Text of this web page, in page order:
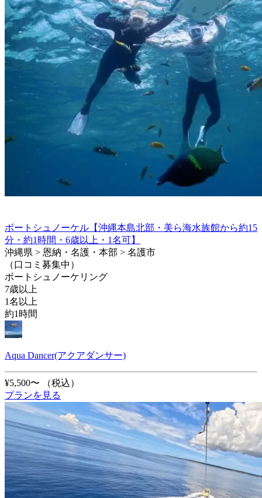
ボートシュノーケル【沖縄本島北部・美ら海水族館から約15
分・約1時間・6歳以上・1名可】
沖縄県 > 恩納・名護・本部 > 名護市
（口コミ募集中）
ボートシュノーケリング
7歳以上
1名以上
約1時間
Aqua Dancer(アクアダンサー)
¥5,500〜
（税込）
プランを見る